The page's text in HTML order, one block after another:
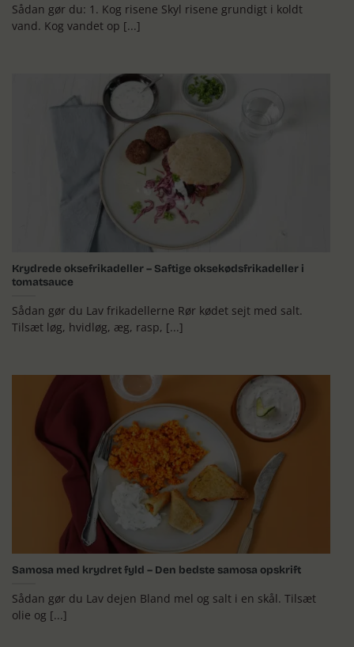
Sådan gør du: 1. Kog risene Skyl risene grundigt i koldt
vand. Kog vandet op [...]
Krydrede oksefrikadeller – Saftige oksekødsfrikadeller i
tomatsauce
Sådan gør du Lav frikadellerne Rør kødet sejt med salt.
Tilsæt løg, hvidløg, æg, rasp, [...]
Samosa med krydret fyld – Den bedste samosa opskrift
Sådan gør du Lav dejen Bland mel og salt i en skål. Tilsæt
olie og [...]